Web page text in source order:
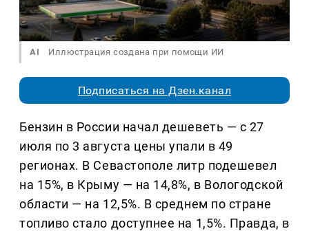
AI Иллюстрация создана при помощи ИИ
Подписаться на Дзен.канал
Бензин в России начал дешеветь — с 27
июля по 3 августа цены упали в 49
регионах. В Севастополе литр подешевел
на 15%, в Крыму — на 14,8%, в Вологодской
области — на 12,5%. В среднем по стране
топливо стало доступнее на 1,5%. Правда, в